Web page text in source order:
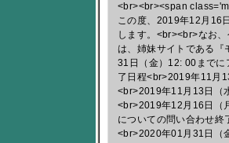
<br><br><span
この度、2019年12月16
します。<br><br>なお
は、姉妹サイトである『
31日（金）12: 00までに
了日程<br>2019年11月
<br>2019年11月13日（
<br>2019年12月16日（
についての問い合わせ
<br>2020年01月31日（